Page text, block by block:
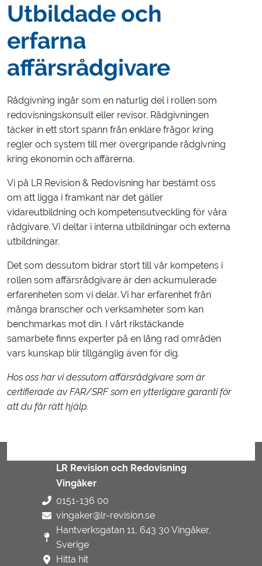
Utbildade och
erfarna
affärsrådgivare
Rådgivning ingår som en naturlig del i rollen som
redovisningskonsult eller revisor. Rådgivningen
täcker in ett stort spann från enklare frågor kring
regler och system till mer övergripande rådgivning
kring ekonomin och affärerna.
Vi på LR Revision & Redovisning har bestämt oss
om att ligga i framkant när det gäller
vidareutbildning och kompetensutveckling för våra
rådgivare. Vi deltar i interna utbildningar och externa
utbildningar.
Det som dessutom bidrar stort till vår kompetens i
rollen som affärsrådgivare är den ackumulerade
erfarenheten som vi delar. Vi har erfarenhet från
många branscher och verksamheter som kan
benchmarkas mot din. I vårt rikstäckande
samarbete finns experter på en lång rad områden
vars kunskap blir tillgänglig även för dig.
Hos oss har vi dessutom affärsrådgivare som är
certifierade av FAR/SRF som en ytterligare garanti för
att du får rätt hjälp.
LR Revision och Redovisning
Vingåker
0151-136 00
vingaker@lr-revision.se
Hantverksgatan 11, 643 30 Vingåker,
Sverige
Hitta hit